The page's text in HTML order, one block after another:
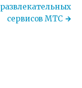
развлекательных
сервисов МТС